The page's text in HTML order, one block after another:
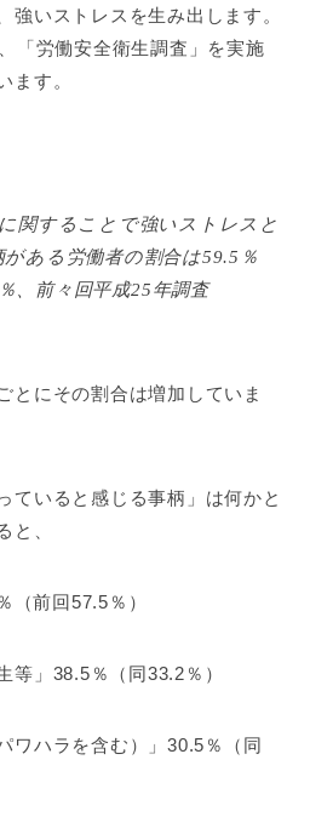
強いストレスを生み出します。
「労働安全衛生調査」を実施
ます。
関することで強いストレスと
ある労働者の割合は59.5 ％
％、前々回平成25年調査
とにその割合は増加していま
ていると感じる事柄」は何かと
と、
（前回57.5％）
等」38.5％（同33.2％）
ワハラを含む）」30.5％（同